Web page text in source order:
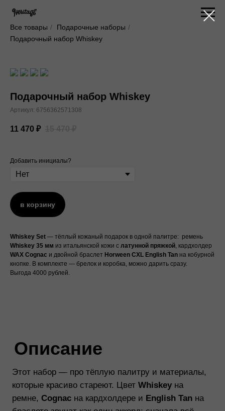
Все товары / Подарочные наборы /
Подарочный набор Whiskey
Подарочный набор Whiskey
Артикул: 6756362571308
11 470 ₽
Добавить инициалы?
в корзину
Whiskey Set — тёплый кожаный подарок в одной палитре: ремень
Whiskey 35 мм из итальянской кожи с латунной пряжкой , кардхолдер
WAX Cognac и двойной браслет Horween CXL English Tan на кобурной
кнопке. В комплекте — брелок и коробка, можно дарить сразу.
Выгода 4000 рублей.
Описание
Этот набор — про тёплую палитру и материалы,
которые красиво стареют. Цвет
итальянской кожи растительного дубления:
становится только выразительнее. Кардхолдер
WAX Cognac от тосканского завода Carlo
Badalassi: тактильная “восковая” поверхность,
которая очень красиво раскрывается в носке. 2